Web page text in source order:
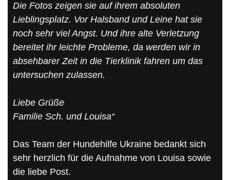
Die Fotos zeigen sie auf ihrem absoluten
Lieblingsplatz. Vor Halsband und Leine hat sie
noch sehr viel Angst. Und ihre alte Verletzung
bereitet ihr leichte Probleme, da werden wir in
absehbarer Zeit in die Tierklinik fahren um das
untersuchen zulassen.
Liebe Grüße
Familie Sch. und Louisa“
Das Team der Hundehilfe Ukraine bedankt sich
sehr herzlich für die Aufnahme von Louisa sowie
die liebe Post.